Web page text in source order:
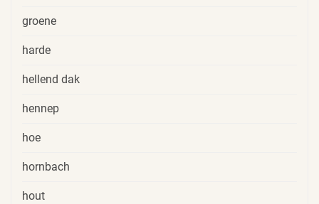
groene
harde
hellend dak
hennep
hoe
hornbach
hout